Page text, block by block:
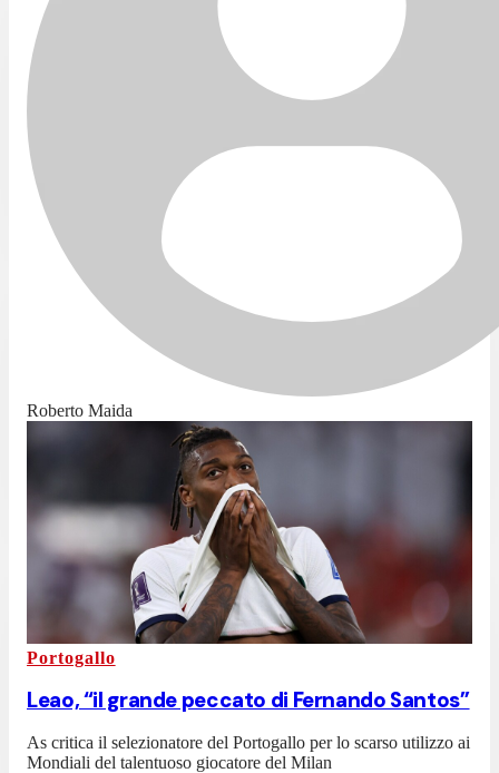
Roberto Maida
Portogallo
Leao, “il grande peccato di Fernando Santos”
As critica il selezionatore del Portogallo per lo scarso utilizzo ai
Mondiali del talentuoso giocatore del Milan